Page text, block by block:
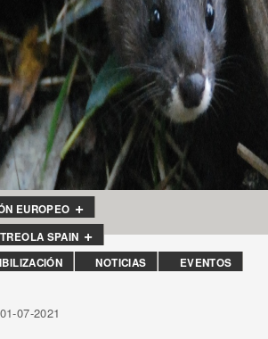
EUROPEO
SPAIN
NOTICIAS
EVENTOS
07-2021